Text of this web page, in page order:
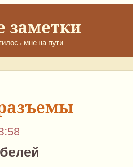
заметки
мне на пути